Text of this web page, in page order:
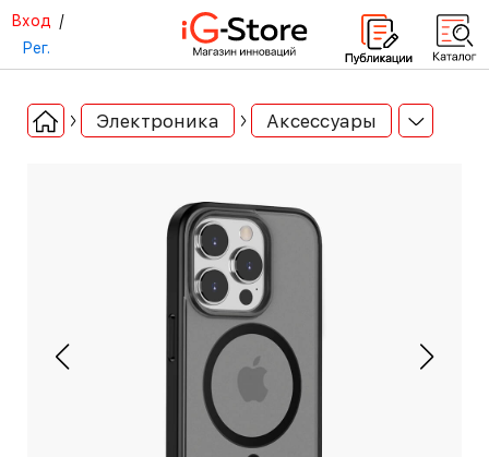
Вход /
Рег.
Электроника Аксессуары